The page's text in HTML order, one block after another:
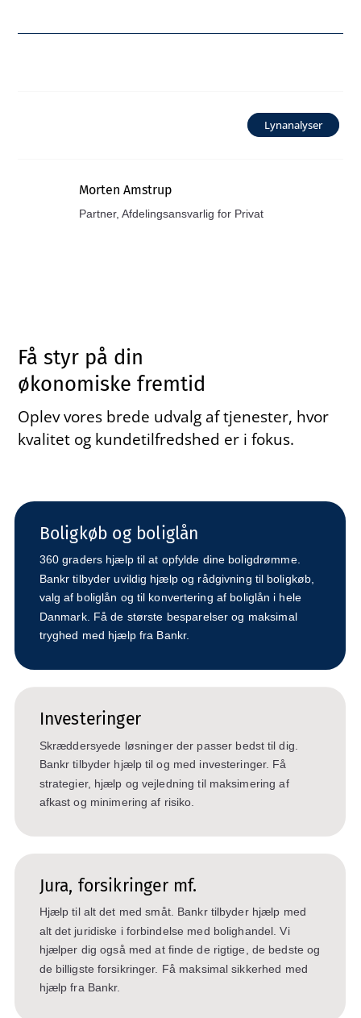
Lynanalyser
Morten Amstrup
Partner, Afdelingsansvarlig for Privat
Få styr på din
økonomiske fremtid
Oplev vores brede udvalg af tjenester, hvor
kvalitet og kundetilfredshed er i fokus.
Boligkøb og boliglån
360 graders hjælp til at opfylde dine boligdrømme.
Bankr tilbyder uvildig hjælp og rådgivning til boligkøb,
valg af boliglån og til konvertering af boliglån i hele
Danmark. Få de største besparelser og maksimal
tryghed med hjælp fra Bankr.
Investeringer
Skræddersyede løsninger der passer bedst til dig.
Bankr tilbyder hjælp til og med investeringer. Få
strategier, hjælp og vejledning til maksimering af
afkast og minimering af risiko.
Jura, forsikringer mf.
Hjælp til alt det med småt. Bankr tilbyder hjælp med
alt det juridiske i forbindelse med bolighandel. Vi
hjælper dig også med at finde de rigtige, de bedste og
de billigste forsikringer. Få maksimal sikkerhed med
hjælp fra Bankr.